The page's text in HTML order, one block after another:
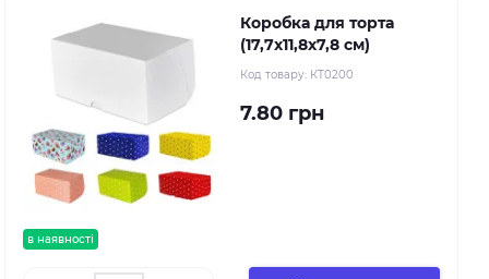
в наявності
Коробка для торта
(17,7х11,8х7,8 см)
Код товару: КТ0200
7.80 грн